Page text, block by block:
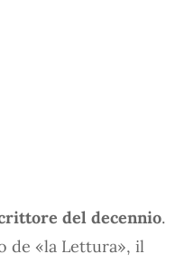
del decennio.
de «la Lettura», il